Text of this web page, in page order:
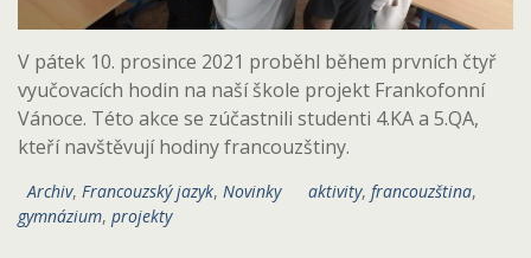
V pátek 10. prosince 2021 proběhl během prvních čtyř
vyučovacích hodin na naší škole projekt Frankofonní
Vánoce. Této akce se zúčastnili studenti 4.KA a 5.QA,
kteří navštěvují hodiny francouzštiny.
Archiv, Francouzský jazyk, Novinky aktivity, francouzština,
gymnázium, projekty